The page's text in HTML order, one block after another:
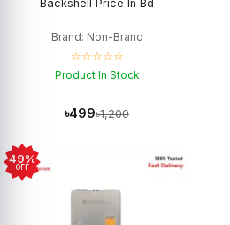
Backshell Price In Bd
Brand: Non-Brand
☆☆☆☆☆
Product In Stock
৳499৳1,200
49%
OFF